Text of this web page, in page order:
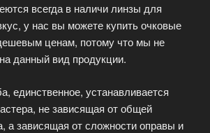
всегда в наличи линзы для
у нас вы можете купить очковые
ценам, потому что мы не
данный вид продукции.
единственное, устанавливается
не зависящая от общей
а зависящая от сложности оправы и